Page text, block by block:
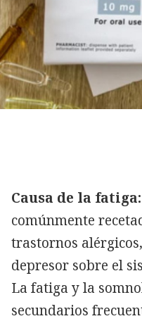
Causa de la fatiga:
comúnmente
trastornos
depresor sobre el
La fatiga y la
secundarios